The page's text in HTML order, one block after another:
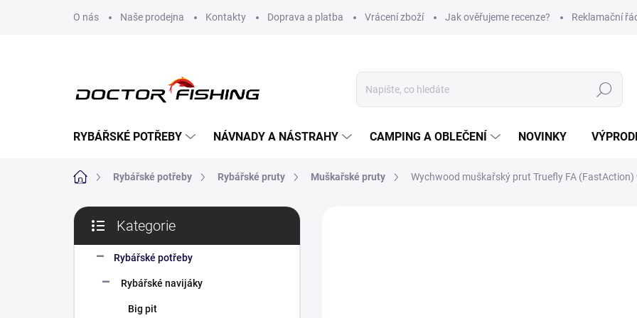
O nás Naše prodejna Kontakty Doprava a platba Vrácení zboží Jak ověřujeme recenze? Reklamační
Hledat
RYBÁŘSKÉ POTŘEBY NÁVNADY A NÁSTRAHY CAMPING A OBLEČENÍ NOVINKY
Domů Rybářské potřeby Rybářské pruty Muškařské pruty Wychwood muškařský prut Truefly FA
P
s
kategorie
Kategorie
Rybářské potřeby
Rybářské navijáky
Big pit